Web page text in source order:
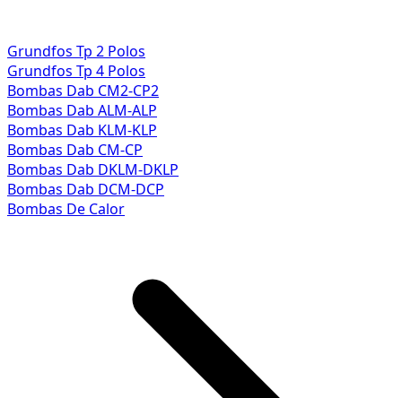
Grundfos Tp 2 Polos
Grundfos Tp 4 Polos
Bombas Dab CM2-CP2
Bombas Dab ALM-ALP
Bombas Dab KLM-KLP
Bombas Dab CM-CP
Bombas Dab DKLM-DKLP
Bombas Dab DCM-DCP
Bombas De Calor